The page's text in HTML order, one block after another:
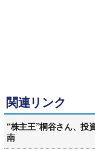
関連リンク
“株主王”桐谷さん、
南